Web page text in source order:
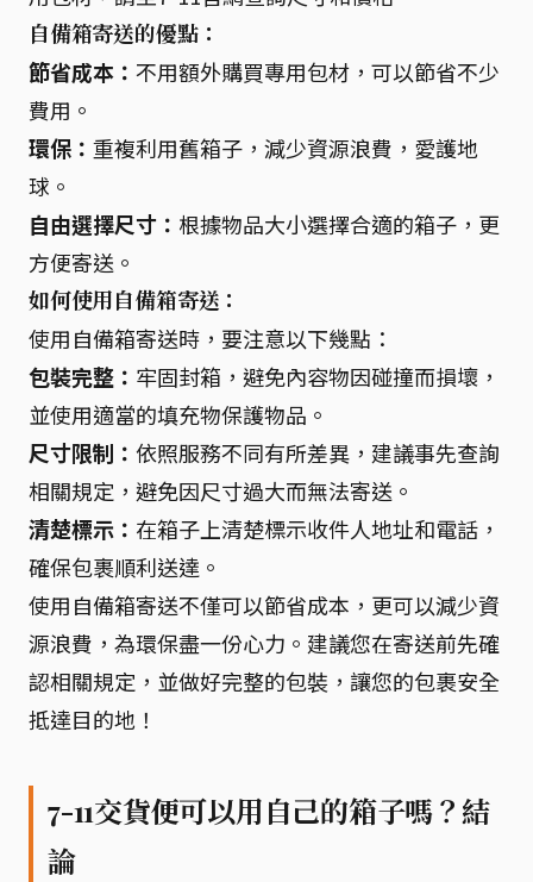
自備箱寄送的優點：
節省成本： 不用額外購買專用包材，可以節省不少
費用。
環保： 重複利用舊箱子，減少資源浪費，愛護地
球。
自由選擇尺寸： 根據物品大小選擇合適的箱子，更
方便寄送。
如何使用自備箱寄送：
使用自備箱寄送時，要注意以下幾點：
包裝完整： 牢固封箱，避免內容物因碰撞而損壞，
並使用適當的填充物保護物品。
尺寸限制： 依照服務不同有所差異，建議事先查詢
相關規定，避免因尺寸過大而無法寄送。
清楚標示： 在箱子上清楚標示收件人地址和電話，
確保包裹順利送達。
使用自備箱寄送不僅可以節省成本，更可以減少資
源浪費，為環保盡一份心力。建議您在寄送前先確
認相關規定，並做好完整的包裝，讓您的包裹安全
抵達目的地！
7-11交貨便可以用自己的箱子嗎？結
論